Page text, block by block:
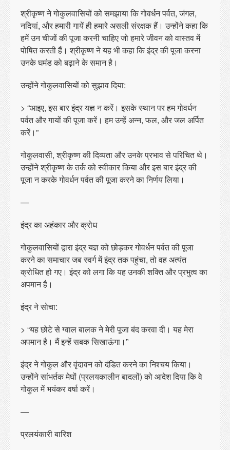
श्रीकृष्ण ने गोकुलवासियों को समझाया कि गोवर्धन पर्वत, जंगल,
नदियां, और हमारी गायें ही हमारे असली संरक्षक हैं। उन्होंने कहा कि
हमें उन चीजों की पूजा करनी चाहिए जो हमारे जीवन को वास्तव में
पोषित करती हैं। श्रीकृष्ण ने यह भी कहा कि इंद्र की पूजा करना
उनके घमंड को बढ़ाने के समान है।
उन्होंने गोकुलवासियों को सुझाव दिया:
> “आइए, इस बार इंद्र यज्ञ न करें। इसके स्थान पर हम गोवर्धन
पर्वत और गायों की पूजा करें। हम उन्हें अन्न, फल, और जल अर्पित
करें।”
गोकुलवासी, श्रीकृष्ण की दिव्यता और उनके प्रभाव से परिचित थे।
उन्होंने श्रीकृष्ण के तर्क को स्वीकार किया और इस बार इंद्र की
पूजा न करके गोवर्धन पर्वत की पूजा करने का निर्णय लिया।
—
इंद्र का अहंकार और क्रोध
गोकुलवासियों द्वारा इंद्र यज्ञ को छोड़कर गोवर्धन पर्वत की पूजा
करने का समाचार जब स्वर्ग में इंद्र तक पहुंचा, तो वह अत्यंत
क्रोधित हो गए। इंद्र को लगा कि यह उनकी शक्ति और प्रभुत्व का
अपमान है।
इंद्र ने सोचा:
> “यह छोटे से ग्वाल बालक ने मेरी पूजा बंद करवा दी। यह मेरा
अपमान है। मैं इन्हें सबक सिखाऊंगा।”
इंद्र ने गोकुल और वृंदावन को दंडित करने का निश्चय किया।
उन्होंने सांभर्तक मेघों (प्रलयकालीन बादलों) को आदेश दिया कि वे
गोकुल में भयंकर वर्षा करें।
—
प्रलयंकारी बारिश